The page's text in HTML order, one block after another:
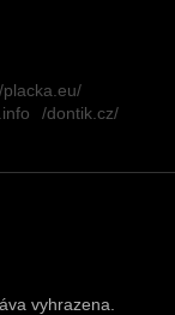
/placka.eu/
/dontik.cz/
vyhrazena.